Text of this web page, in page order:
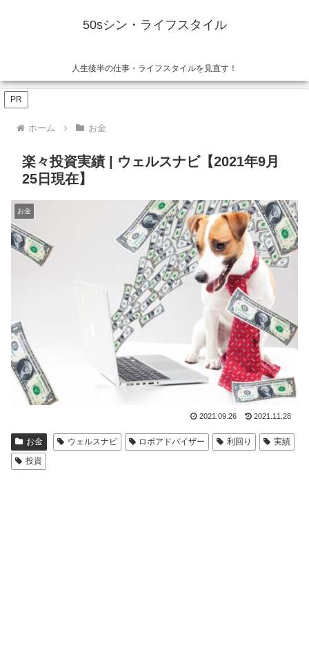
50sシン・ライフスタイル
人生後半の仕事・ライフスタイルを見直す！
PR
ホーム お金
楽々投資実績 | ウェルスナビ【2021年9月
25日現在】
お金
2021.09.26 2021.11.28
お金 ウェルスナビ ロボアドバイザー 利回り
実績
投資